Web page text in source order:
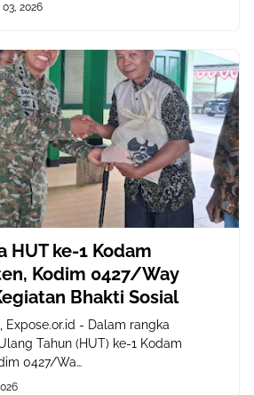
2026
HUT ke-1 Kodam
Kodim 0427/Way
Bhakti Sosial
Expose.or.id - Dalam rangka
Tahun (HUT) ke-1 Kodam
0427/Wa…